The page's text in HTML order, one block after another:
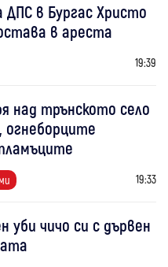
в Бургас Христо
в ареста
19:39
над трънското село
огнеборците
19:33
уби чичо си с дървен